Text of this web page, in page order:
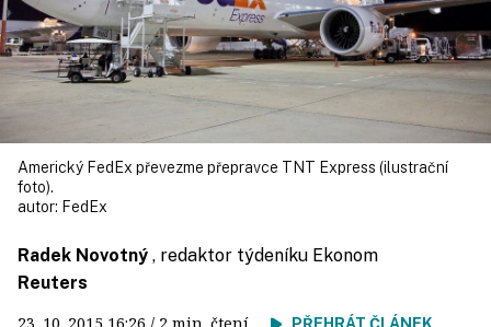
Americký FedEx převezme přepravce TNT Express (ilustrační
foto).
autor: FedEx
Radek Novotný , redaktor týdeníku Ekonom
Reuters